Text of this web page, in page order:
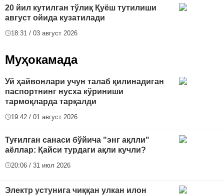
20 йил кутилган тўлиқ Қуёш тутилиши
август ойида кузатилади
18:31 / 03 август 2026
Муҳокамада
Уй ҳайвонлари учун талаб қилинадиган
паспортнинг нусха кўриниши
тармоқларда тарқалди
19:42 / 01 август 2026
Туғилган санаси бўйича "энг ақлли"
аёллар: Қайси турдаги ақли кучли?
20:06 / 31 июл 2026
Электр устунига чиққан улкан илон